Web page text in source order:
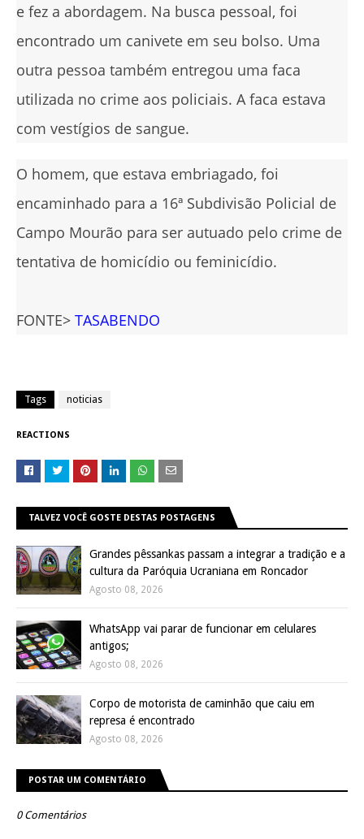
e fez a abordagem. Na busca pessoal, foi
encontrado um canivete em seu bolso. Uma
outra pessoa também entregou uma faca
utilizada no crime aos policiais. A faca estava
com vestígios de sangue.
O homem, que estava embriagado, foi
encaminhado para a 16ª Subdivisão Policial de
Campo Mourão para ser autuado pelo crime de
tentativa de homicídio ou feminicídio.
FONTE> TASABENDO
Tags noticias
REACTIONS
TALVEZ VOCÊ GOSTE DESTAS POSTAGENS
Grandes pêssankas passam a integrar a tradição e a
cultura da Paróquia Ucraniana em Roncador
Agosto 08, 2026
WhatsApp vai parar de funcionar em celulares
antigos;
Agosto 08, 2026
Corpo de motorista de caminhão que caiu em
represa é encontrado
Agosto 08, 2026
POSTAR UM COMENTÁRIO
0 Comentários